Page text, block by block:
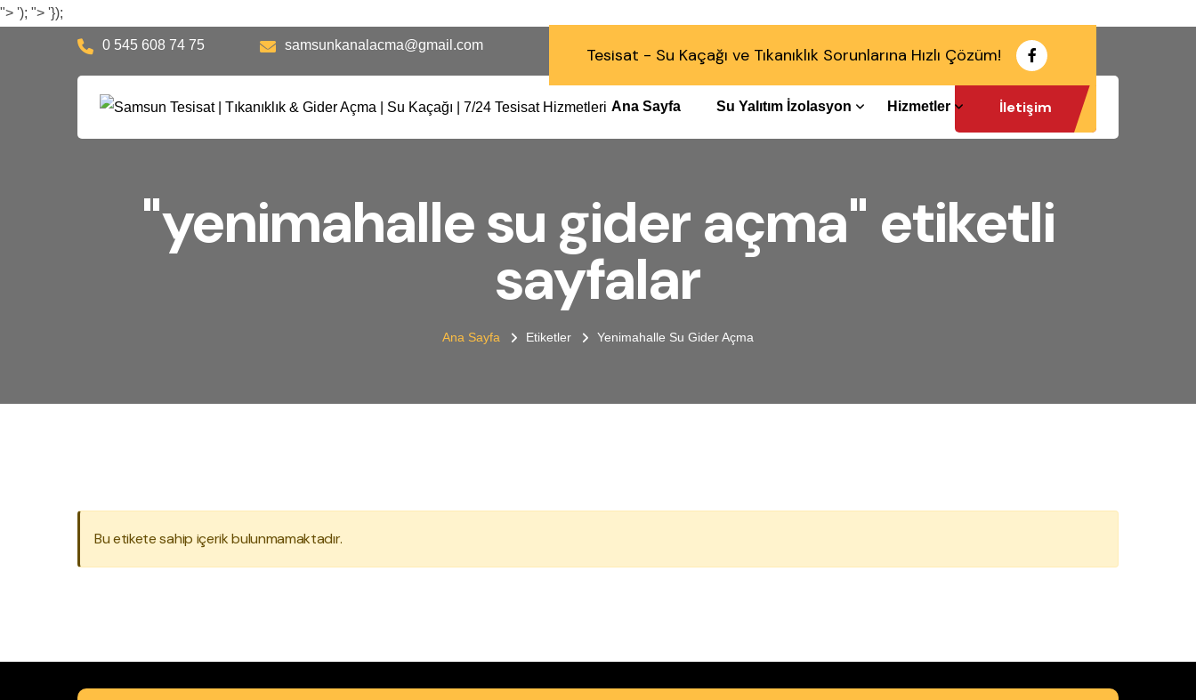
"> '); "> '});
0 545 608 74 75 samsunkanalacma@gmail.com Tesisat - Su Kaçağı ve Tıkanıklık Sorunlarına Hızlı Çözüm!
Ana Sayfa Su Yalıtım İzolasyon Hizmetler İletişim
"yenimahalle su gider açma" etiketli
sayfalar
Ana Sayfa Etiketler Yenimahalle Su Gider Açma
Bu etikete sahip içerik bulunmamaktadır.